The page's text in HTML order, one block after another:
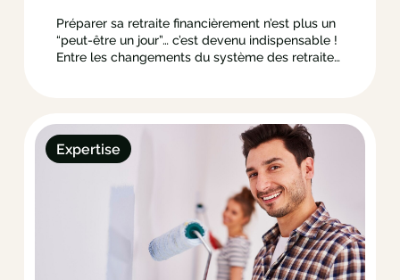
Préparer sa retraite financièrement n’est plus un
“peut-être un jour”… c’est devenu indispensable !
Entre les changements du système des retraites,
comme jouer à la roulette russe financière.
Expertise